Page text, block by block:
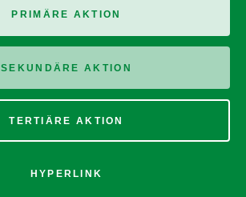
PRIMÄRE AKTION
SEKUNDÄRE AKTION
TERTIÄRE AKTION
HYPERLINK